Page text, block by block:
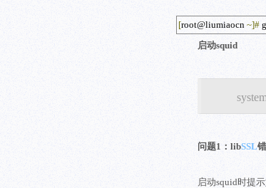
[root@liumiaocn ~]#
启动squid
问题1：libSSL
启动squid时提